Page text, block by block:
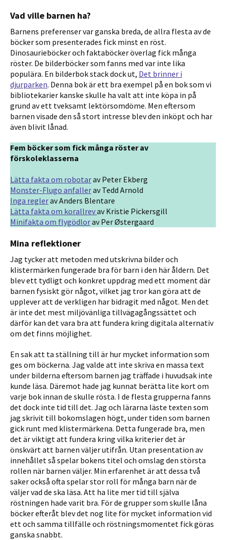
Vad ville barnen ha?
Barnens preferenser var ganska breda, de allra flesta av de
böcker som presenterades fick minst en röst.
Dinosaurieböcker och faktaböcker överlag fick många
röster. De bilderböcker som fanns med var inte lika
populära. En bilderbok stack dock ut, Det brinner i
djurparken. Denna bok är ett bra exempel på en bok som vi
bibliotekarier kanske skulle ha valt att inte köpa in på
grund av ett tveksamt lektörsomdöme. Men eftersom
barnen visade den så stort intresse blev den inköpt och har
även blivit lånad.
Fem böcker som fick många röster av
förskoleklasserna
Lätta fakta om robotarav Peter Ekberg
Monster-Flugo anfallerav Tedd Arnold
Inga reglerav Anders Blentare
Lätta fakta om korallrevav Kristie Pickersgill
Minifakta om flygödlorav Per Østergaard
Mina reflektioner
Jag tycker att metoden med utskrivna bilder och
klistermärken fungerade bra för barn i den här åldern. Det
blev ett tydligt och konkret uppdrag med ett moment där
barnen fysiskt gör något, vilket jag tror kan göra att de
upplever att de verkligen har bidragit med något. Men det
är inte det mest miljövänliga tillvägagångssättet och
därför kan det vara bra att fundera kring digitala alternativ
om det finns möjlighet.
En sak att ta ställning till är hur mycket information som
ges om böckerna. Jag valde att inte skriva en massa text
under bilderna eftersom barnen jag träffade i huvudsak inte
kunde läsa. Däremot hade jag kunnat berätta lite kort om
varje bok innan de skulle rösta. I de flesta grupperna fanns
det dock inte tid till det. Jag och lärarna läste texten som
jag skrivit till bokomslagen högt, under tiden som barnen
gick runt med klistermärkena. Detta fungerade bra, men
det är viktigt att fundera kring vilka kriterier det är
önskvärt att barnen väljer utifrån. Utan presentation av
innehållet så spelar bokens titel och omslag den största
rollen när barnen väljer. Min erfarenhet är att dessa två
saker också ofta spelar stor roll för många barn när de
väljer vad de ska läsa. Att ha lite mer tid till själva
röstningen hade varit bra. För de grupper som skulle låna
böcker efteråt blev det nog lite för mycket information vid
ett och samma tillfälle och röstningsmomentet fick göras
ganska snabbt.